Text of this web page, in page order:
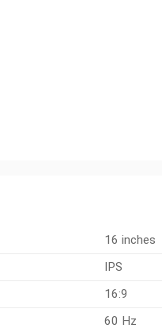
16 inches
IPS
16:9
60 Hz